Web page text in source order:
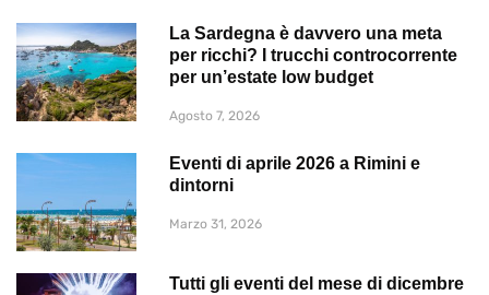
La Sardegna è davvero una meta
per ricchi? I trucchi controcorrente
per un’estate low budget
Agosto 7, 2026
Eventi di aprile 2026 a Rimini e
dintorni
Marzo 31, 2026
Tutti gli eventi del mese di dicembre